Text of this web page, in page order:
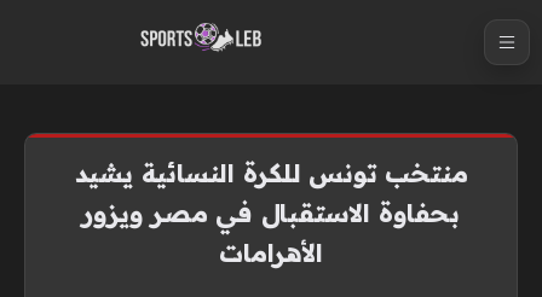
منتخب تونس للكرة النسائية يشيد
بحفاوة الاستقبال في مصر ويزور
الأهرامات